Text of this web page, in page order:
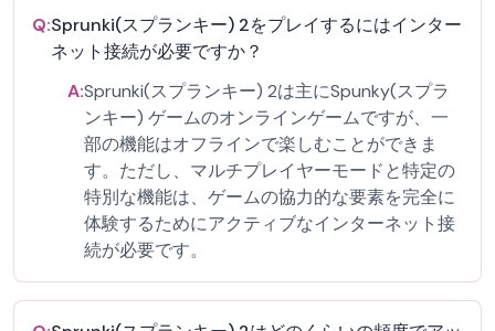
Q:Sprunki(スプランキー) 2をプレイするにはインター
ネット接続が必要ですか？
A:Sprunki(スプランキー) 2は主にSpunky(スプラ
ンキー) ゲームのオンラインゲームですが、一
部の機能はオフラインで楽しむことができま
す。ただし、マルチプレイヤーモードと特定の
特別な機能は、ゲームの協力的な要素を完全に
体験するためにアクティブなインターネット接
続が必要です。